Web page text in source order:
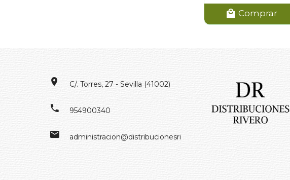
Comprar
C/. Torres, 27 - Sevilla (41002)
954900340
administracion@distribucionesrivero.es